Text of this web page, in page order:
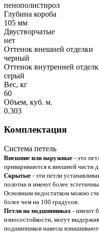
пенополистирол
Глубина короба
105 мм
Двустворчатые
нет
Оттенок внешней отделки
черный
Оттенок внутренней
серый
Вес, кг
60
Объем, куб. м.
0.303
Комплектация
Система петель
Внешние или наружные - это
привариваются к внешней части
Скрытые - эти петли
полотна и имеют более
Основным недостатком можно
более чем на 100 градусов.
Петли на подшипниках - имеют
износостойкости, могут
подшипников навесы